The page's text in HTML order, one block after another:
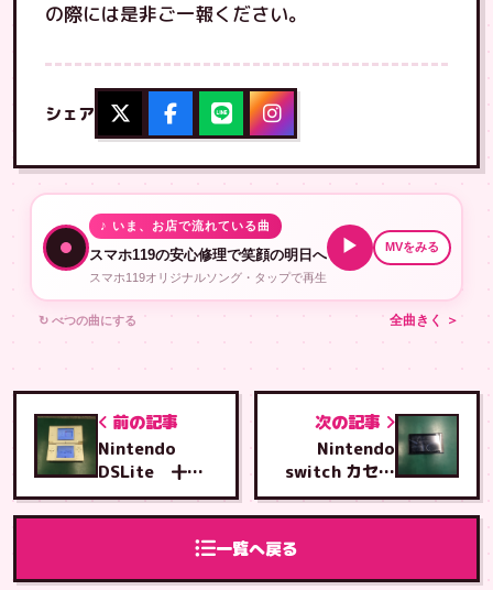
の際には是非ご一報ください。
シェア
♪ いま、お店で流れている曲
スマホ119の安心修理で笑顔の明日へ
スマホ119オリジナルソング・タップで再生
▶ MVをみる
↻ べつの曲にする 全曲きく ＞
前の記事
Nintendo
DSLite 十字
キー修理
一覧へ戻る
次の記事
Nintendo
switch カセッ
トスロットル交
換修理